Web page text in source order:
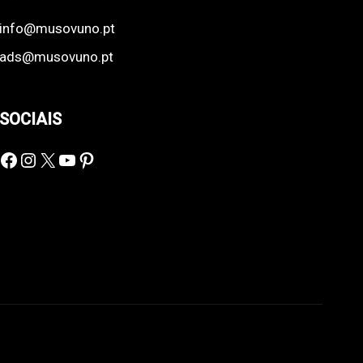
info@musovuno.pt
ads@musovuno.pt
SOCIAIS
Facebook
Instagram
X YouTube
Pinterest